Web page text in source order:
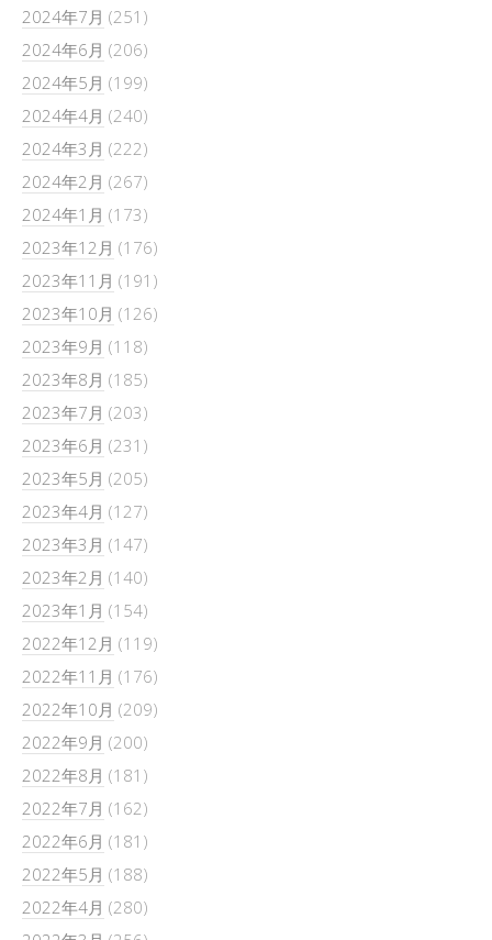
2024年7月 (251)
2024年6月 (206)
2024年5月 (199)
2024年4月 (240)
2024年3月 (222)
2024年2月 (267)
2024年1月 (173)
2023年12月 (176)
2023年11月 (191)
2023年10月 (126)
2023年9月 (118)
2023年8月 (185)
2023年7月 (203)
2023年6月 (231)
2023年5月 (205)
2023年4月 (127)
2023年3月 (147)
2023年2月 (140)
2023年1月 (154)
2022年12月 (119)
2022年11月 (176)
2022年10月 (209)
2022年9月 (200)
2022年8月 (181)
2022年7月 (162)
2022年6月 (181)
2022年5月 (188)
2022年4月 (280)